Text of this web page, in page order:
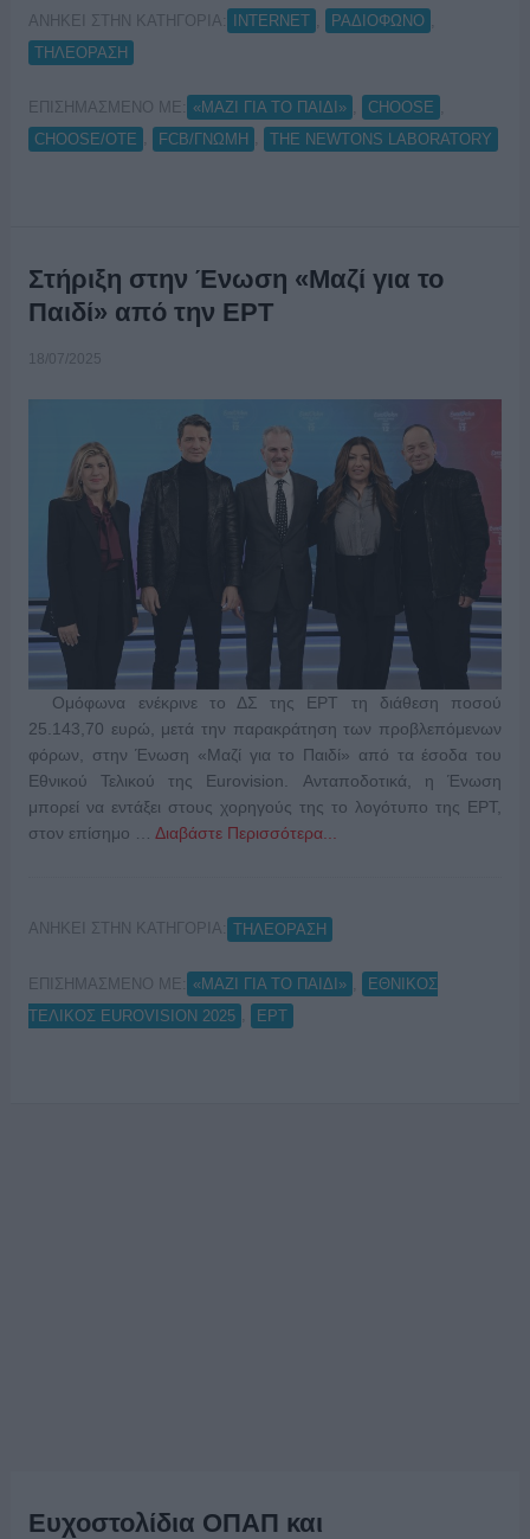
ΑΝΗΚΕΙ ΣΤΗΝ ΚΑΤΗΓΟΡΙΑ: INTERNET ΡΑΔΙΟΦΩΝΟ
ΤΗΛΕΟΡΑΣΗ
ΕΠΙΣΗΜΑΣΜΕΝΟ ΜΕ: «ΜΑΖΙ ΓΙΑ ΤΟ ΠΑΙΔΙ» CHOOSE
CHOOSE/ΟΤΕ
FCB/ΓΝΩΜΗ THE ΝEWTONS LABORATORY
Στήριξη στην Ένωση «Μαζί για το
Παιδί» από την ΕΡΤ
18/07/2025
Ομόφωνα ενέκρινε το ΔΣ της ΕΡΤ τη διάθεση ποσού
25.143,70 ευρώ, μετά την παρακράτηση των προβλεπόμενων
φόρων, στην Ένωση «Μαζί για το Παιδί» από τα έσοδα του
Εθνικού Τελικού της Eurovision. Ανταποδοτικά, η Ένωση
μπορεί να εντάξει στους χορηγούς της το λογότυπο της ΕΡΤ,
στον επίσημο … Διαβάστε Περισσότερα...
ΑΝΗΚΕΙ ΣΤΗΝ ΚΑΤΗΓΟΡΙΑ: ΤΗΛΕΟΡΑΣΗ
ΕΠΙΣΗΜΑΣΜΕΝΟ ΜΕ: «ΜΑΖΙ ΓΙΑ ΤΟ ΠΑΙΔΙ»
ΕΘΝΙΚΟΣ
ΤΕΛΙΚΟΣ EUROVISION 2025
ΕΡΤ
Ευχοστολίδια ΟΠΑΠ και